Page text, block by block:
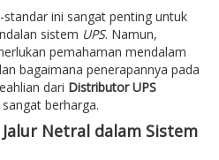
ini sangat penting untuk
sistem UPS. Namun,
pemahaman mendalam
bagaimana penerapannya pada
dari Distributor UPS
berharga.
Netral dalam Sistem